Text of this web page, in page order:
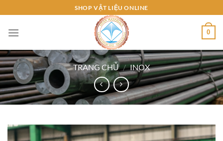
qua
nội
SHOP VẬT LIỆU ONLINE
0
TRANG CHỦ / INOX